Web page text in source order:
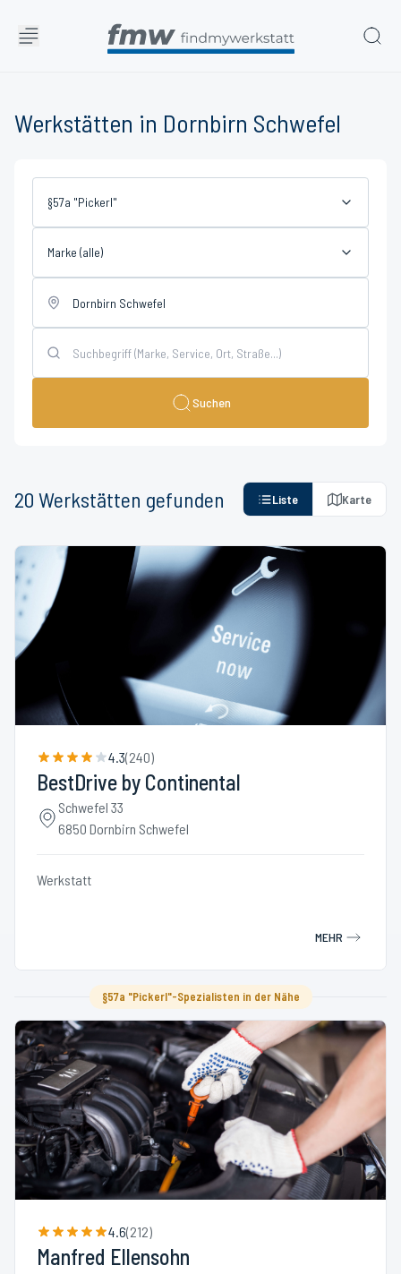
Werkstätten in Dornbirn Schwefel
§57a "Pickerl"
Marke (alle)
Suchen
20 Werkstätten gefunden Liste Karte
4.3(240)
BestDrive by Continental
Schwefel 33
6850 Dornbirn Schwefel
Werkstatt
MEHR
§57a "Pickerl"-Spezialisten in der Nähe
4.6(212)
Manfred Ellensohn